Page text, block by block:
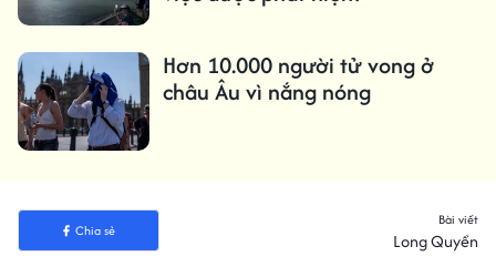
Hơn 10.000 người tử vong ở
châu Âu vì nắng nóng
Chia sẻ
Bài viết
Long Quyền